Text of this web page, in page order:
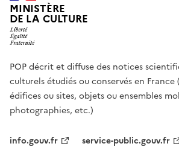
MINISTÈRE
DE LA CULTURE
POP décrit et diffuse des notices
culturels étudiés ou conservés en
édifices ou sites, objets ou ensembles
photographies, etc.)
info.gouv.fr service-public.gouv.fr